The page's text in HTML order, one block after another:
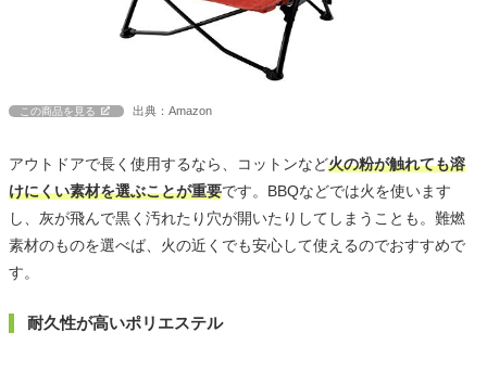
この商品を見る 出典：Amazon
アウトドアで長く使用するなら、コットンなど火の粉が触れても溶
けにくい素材を選ぶことが重要です。BBQなどでは火を使います
し、灰が飛んで黒く汚れたり穴が開いたりしてしまうことも。難燃
素材のものを選べば、火の近くでも安心して使えるのでおすすめで
す。
耐久性が高いポリエステル